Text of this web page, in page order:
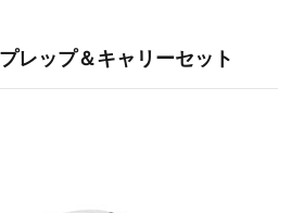
レップ＆キャリーセット